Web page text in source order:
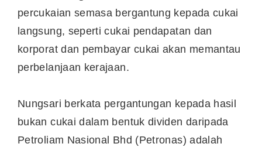
percukaian semasa bergantung kepada cukai
langsung, seperti cukai pendapatan dan
korporat dan pembayar cukai akan memantau
perbelanjaan kerajaan.
Nungsari berkata pergantungan kepada hasil
bukan cukai dalam bentuk dividen daripada
Petroliam Nasional Bhd (Petronas) adalah